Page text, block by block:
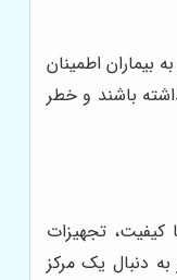
بیماران اطمینان
باشند و خطر
کیفیت، تجهیزات
دنبال یک مرکز